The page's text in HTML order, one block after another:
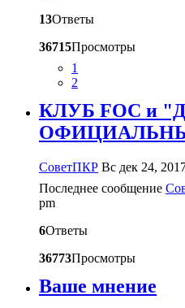
13Ответы
36715Просмотры
1
2
КЛУБ FOC и
CоветПКР Вс дек 24,
Последнее сообщение
pm
6Ответы
36773Просмотры
Ваше мнение